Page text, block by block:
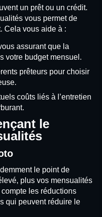
un prêt ou un crédit.
vous permet de
Cela vous aide à :
assurant que la
votre budget mensuel.
prêteurs pour choisir
coûts liés à l’entretien
le
le point de
plus vos mensualités
les réductions
qui peuvent réduire le